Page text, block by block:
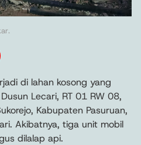
di lahan kosong yang
Lecari, RT 01 RW 08,
Kabupaten Pasuruan,
Akibatnya, tiga unit mobil
dilalap api.